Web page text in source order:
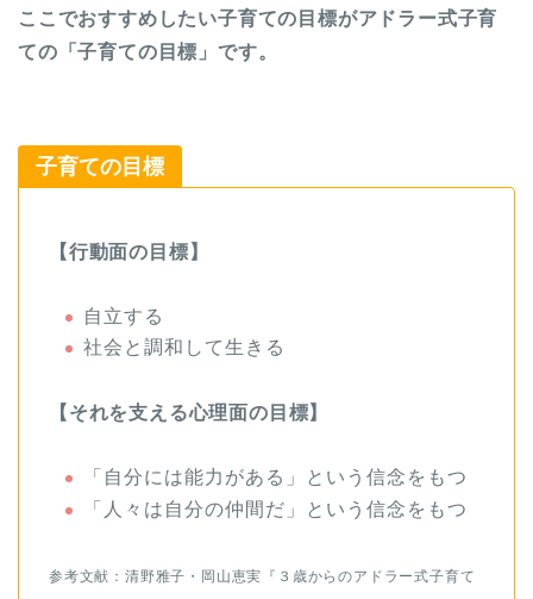
ここでおすすめしたい子育ての目標がアドラー式子育
ての「子育ての目標」です。
子育ての目標
【行動面の目標】
自立する
社会と調和して生きる
【それを支える心理面の目標】
「自分には能力がある」という信念をもつ
「人々は自分の仲間だ」という信念をもつ
参考文献：清野雅子・岡山恵実『３歳からのアドラー式子育て